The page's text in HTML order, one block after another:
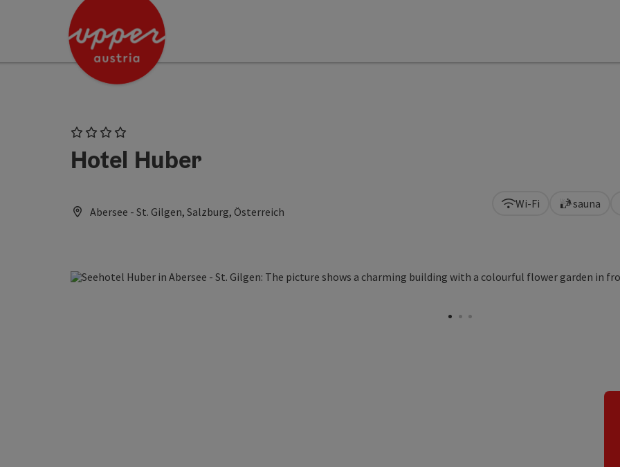
Accesskey
Accesskey
Hotel Huber
Abersee - St. Gilgen, Salzburg, Österreich
Wi-Fi sauna